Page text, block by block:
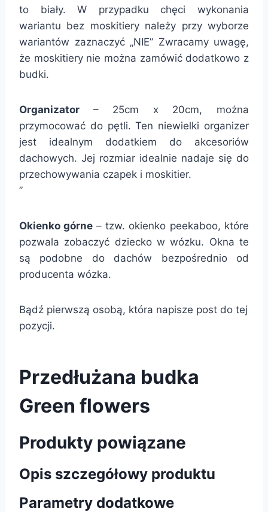
to biały. W przypadku chęci wykonania
wariantu bez moskitiery należy przy wyborze
wariantów zaznaczyć „NIE” Zwracamy uwagę,
że moskitiery nie można zamówić dodatkowo z
budki.
Organizator – 25cm x 20cm, można
przymocować do pętli. Ten niewielki organizer
jest idealnym dodatkiem do akcesoriów
dachowych. Jej rozmiar idealnie nadaje się do
przechowywania czapek i moskitier.
”
Okienko górne – tzw. okienko peekaboo, które
pozwala zobaczyć dziecko w wózku. Okna te
są podobne do dachów bezpośrednio od
producenta wózka.
Bądź pierwszą osobą, która napisze post do tej
pozycji.
Przedłużana budka
Green flowers
Produkty powiązane
Opis szczegółowy produktu
Parametry dodatkowe